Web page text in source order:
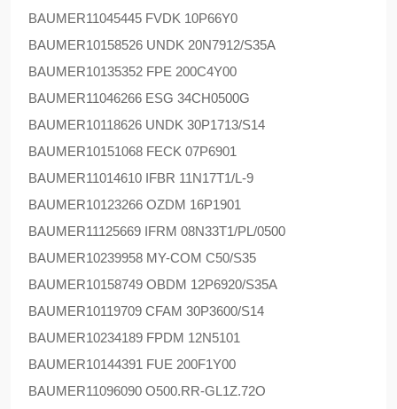
BAUMER11045445 FVDK 10P66Y0
BAUMER10158526 UNDK 20N7912/S35A
BAUMER10135352 FPE 200C4Y00
BAUMER11046266 ESG 34CH0500G
BAUMER10118626 UNDK 30P1713/S14
BAUMER10151068 FECK 07P6901
BAUMER11014610 IFBR 11N17T1/L-9
BAUMER10123266 OZDM 16P1901
BAUMER11125669 IFRM 08N33T1/PL/0500
BAUMER10239958 MY-COM C50/S35
BAUMER10158749 OBDM 12P6920/S35A
BAUMER10119709 CFAM 30P3600/S14
BAUMER10234189 FPDM 12N5101
BAUMER10144391 FUE 200F1Y00
BAUMER11096090 O500.RR-GL1Z.72O